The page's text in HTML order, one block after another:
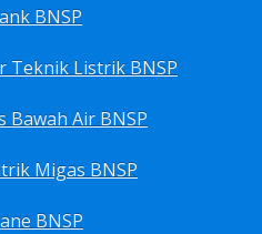
BNSP
Teknik Listrik BNSP
Bawah Air BNSP
Migas BNSP
BNSP